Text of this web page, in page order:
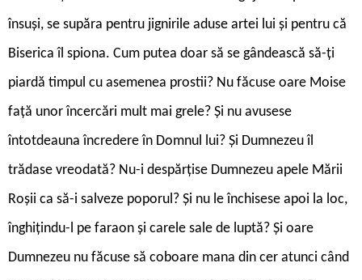
însuși, se supăra pentru jignirile aduse artei lui și pentru că
Biserica îl spiona. Cum putea doar să se gândească să-ți
piardă timpul cu asemenea prostii? Nu făcuse oare Moise
față unor încercări mult mai grele? Și nu avusese
întotdeauna încredere în Domnul lui? Și Dumnezeu îl
trădase vreodată? Nu-i despărțise Dumnezeu apele Mării
Roșii ca să-i salveze poporul? Și nu le închisese apoi la loc,
înghițindu-l pe faraon și carele sale de luptă? Și oare
Dumnezeu nu făcuse să coboare mana din cer atunci când